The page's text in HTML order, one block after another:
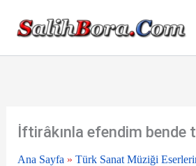
İftirâkınla efendim bende
Ana Sayfa » Türk Sanat Müziği